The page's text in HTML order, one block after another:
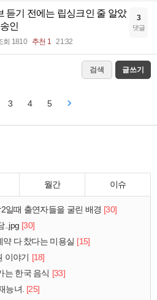
듣기 전에는 립싱크인 줄 알았
인
회 1810 추천 1 21:32
3
댓글
검색 글쓰기
3 4 5
월간 이슈
일때 출연자들을 굴린 배경 [30]
..jpg [30]
약 다 찼다는 미용실 [15]
이야기 [18]
는 한국 음식 [33]
능녀. [25]